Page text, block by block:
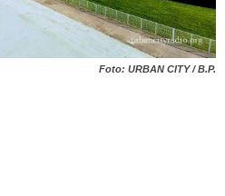
Foto: URBAN CITY / B.P.